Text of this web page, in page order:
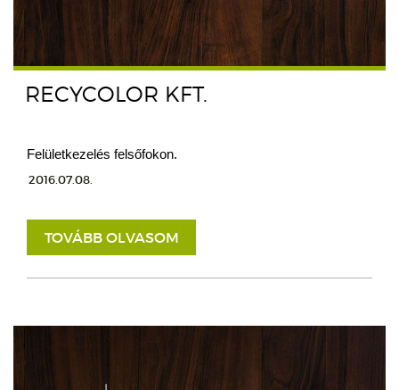
RECYCOLOR KFT.
Felületkezelés felsőfokon.
2016.07.08.
TOVÁBB OLVASOM